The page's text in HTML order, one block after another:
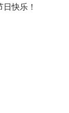
快乐！